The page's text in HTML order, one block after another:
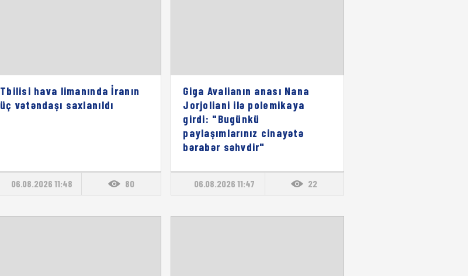
Tbilisi hava limanında İranın
üç vətəndaşı saxlanıldı
06.08.2026 11:48 80
Giga Avalianın anası Nana
Jorjoliani ilə polemikaya
girdi: "Bugünkü
paylaşımlarınız cinayətə
bərabər səhvdir"
06.08.2026 11:47 22